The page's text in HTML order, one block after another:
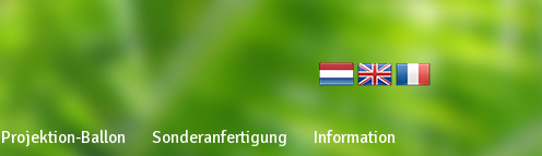
Projektion-Ballon Sonderanfertigung
Information